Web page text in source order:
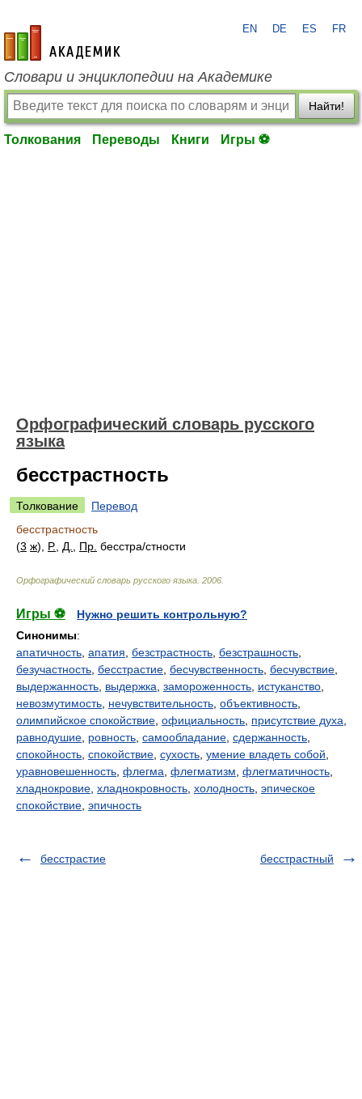
academic.ru
EN DE ES FR
Словари и энциклопедии на Академике
Найти!
Толкования Переводы Книги Игры ⚽
Орфографический словарь русского
языка
бесстрастность
Толкование
Перевод
бесстрастность
(3 ж), Р. Д. Пр. бесстра/стности
Орфографический словарь русского языка 2006
Игры ⚽
Нужно решить контрольную?
Синонимы:
апатичность апатия безстрастность безстрашность
безучастность бесстрастие бесчувственность бесчувствие
выдержанность выдержка замороженность истуканство
невозмутимость нечувствительность объективность
олимпийское спокойствие официальность присутствие духа
равнодушие ровность самообладание сдержанность
спокойность спокойствие сухость умение владеть собой
уравновешенность флегма флегматизм флегматичность
хладнокровие хладнокровность холодность эпическое
спокойствие эпичность
бесстрастие бесстрастный